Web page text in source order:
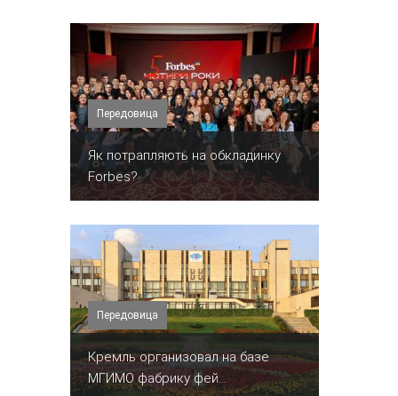
Передовица
​Як потрапляють на обкладинку
Forbes?
Передовица
Кремль организовал на базе
МГИМО фабрику фей...